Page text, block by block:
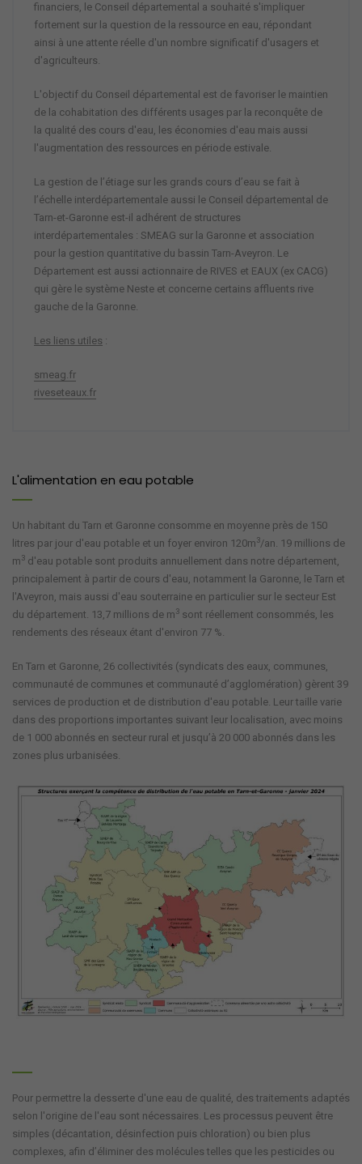
financiers, le Conseil départemental a souhaité s'impliquer
fortement sur la question de la ressource en eau, répondant
ainsi à une attente réelle d'un nombre significatif d'usagers et
d'agriculteurs.
L'objectif du Conseil départemental est de favoriser le maintien
de la cohabitation des différents usages par la reconquête de
la qualité des cours d'eau, les économies d'eau mais aussi
l'augmentation des ressources en période estivale.
La gestion de l’étiage sur les grands cours d’eau se fait à
l’échelle interdépartementale aussi le Conseil départemental de
Tarn-et-Garonne est-il adhérent de structures
interdépartementales : SMEAG sur la Garonne et association
pour la gestion quantitative du bassin Tarn-Aveyron. Le
Département est aussi actionnaire de RIVES et EAUX (ex CACG)
qui gère le système Neste et concerne certains affluents rive
gauche de la Garonne.
Les liens utiles :
smeag.fr
riveseteaux.fr
L'alimentation en eau potable
Un habitant du Tarn et Garonne consomme en moyenne près de 150
litres par jour d'eau potable et un foyer environ 120m3/an. 19 millions de
m3 d'eau potable sont produits annuellement dans notre département,
principalement à partir de cours d'eau, notamment la Garonne, le Tarn et
l'Aveyron, mais aussi d'eau souterraine en particulier sur le secteur Est
du département. 13,7 millions de m3 sont réellement consommés, les
rendements des réseaux étant d'environ 77 %.
En Tarn et Garonne, 26 collectivités (syndicats des eaux, communes,
communauté de communes et communauté d’agglomération) gèrent 39
services de production et de distribution d'eau potable. Leur taille varie
dans des proportions importantes suivant leur localisation, avec moins
de 1 000 abonnés en secteur rural et jusqu’à 20 000 abonnés dans les
zones plus urbanisées.
Pour permettre la desserte d'une eau de qualité, des traitements adaptés
selon l'origine de l'eau sont nécessaires. Les processus peuvent être
simples (décantation, désinfection puis chloration) ou bien plus
complexes, afin d’éliminer des molécules telles que les pesticides ou